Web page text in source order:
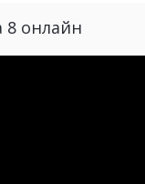
8 онлайн